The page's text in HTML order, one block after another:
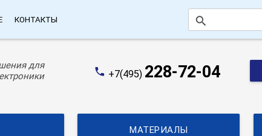
КОНТАКТЫ search
для
phone +7(495) 228-72-04
МАТЕРИАЛЫ